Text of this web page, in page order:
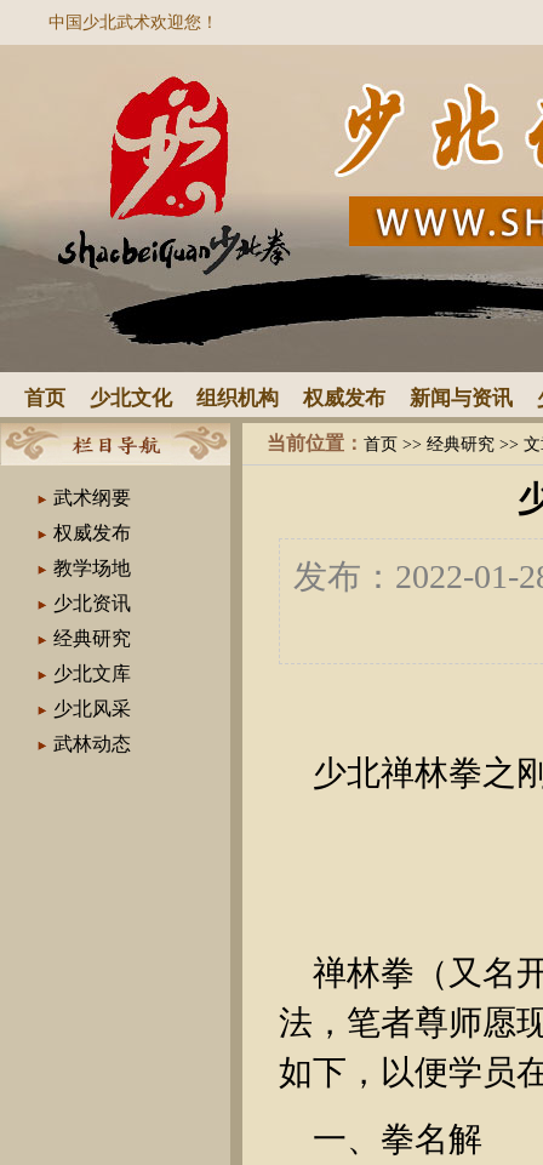
中国少北武术欢迎您！
首页 少北文化 组织机构 权威发布 新闻与资讯
武术纲要
权威发布
教学场地
少北资讯
经典研究
少北文库
少北风采
武林动态
当前位置： 首页 >> 经典研究 >>
发布：2022-
少北禅林拳之
禅林拳（又名
法，笔者尊师愿
如下，以便学员
一、拳名解